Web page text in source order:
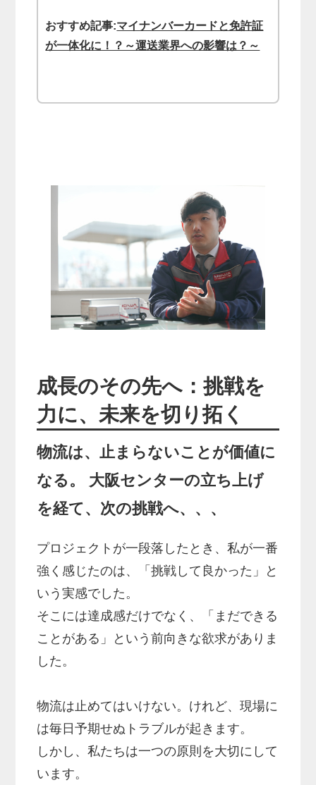
おすすめ記事:マイナンバーカードと免許証
が一体化に！？～運送業界への影響は？～
成長のその先へ：挑戦を
力に、未来を切り拓く
物流は、止まらないことが価値に
なる。 大阪センターの立ち上げ
を経て、次の挑戦へ、、、
プロジェクトが一段落したとき、私が一番
強く感じたのは、「挑戦して良かった」と
いう実感でした。
そこには達成感だけでなく、「まだできる
ことがある」という前向きな欲求がありま
した。
物流は止めてはいけない。けれど、現場に
は毎日予期せぬトラブルが起きます。
しかし、私たちは一つの原則を大切にして
います。